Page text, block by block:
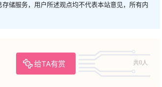
储服务，用户所述观点均不代表本站意见，所有内
给TA有赏 共0人